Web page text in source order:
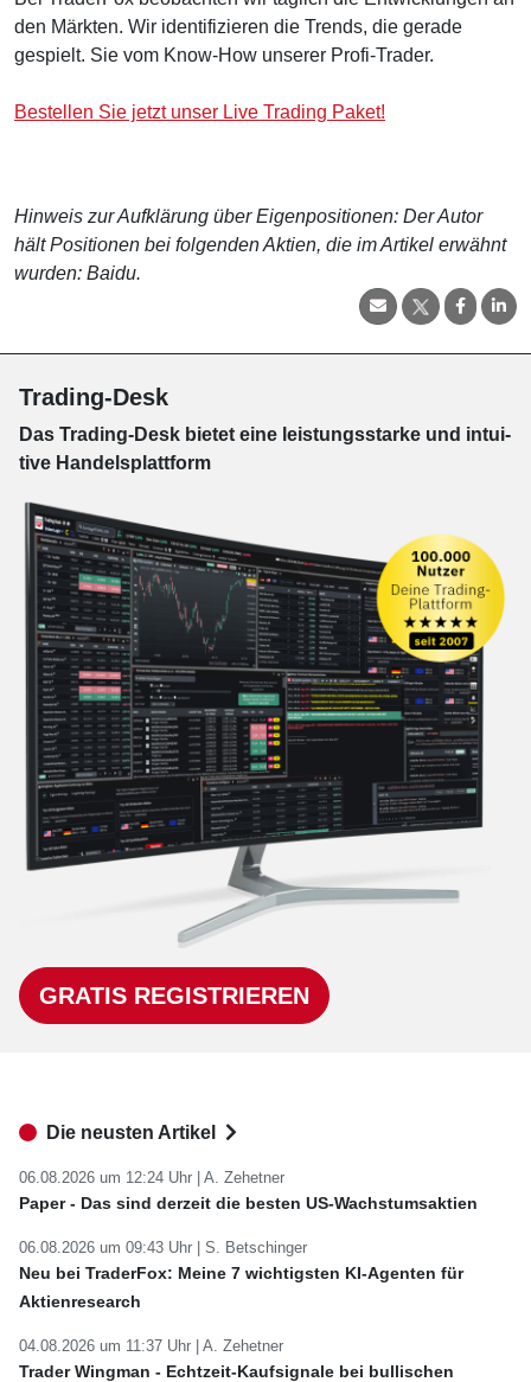
den Märkten. Wir identifizieren die Trends, die gerade
gespielt. Sie vom Know-How unserer Profi-Trader.
Bestellen Sie jetzt unser Live Trading Paket!
Hinweis zur Aufklärung über Eigenpositionen: Der Autor
hält Positionen bei folgenden Aktien, die im Artikel erwähnt
wurden: Baidu.
Trading-Desk
Das Trading-Desk bie­tet eine leis­tungs­star­ke und in­tui­
tive Han­dels­platt­form
GRATIS REGISTRIEREN
Die neusten Artikel
06.08.2026 um 12:24 Uhr | A. Zehetner
Paper - Das sind derzeit die besten US-Wachstumsaktien
06.08.2026 um 09:43 Uhr | S. Betschinger
Neu bei TraderFox: Meine 7 wichtigsten KI-Agenten für
Aktienresearch
04.08.2026 um 11:37 Uhr | A. Zehetner
Trader Wingman - Echtzeit-Kaufsignale bei bullischen